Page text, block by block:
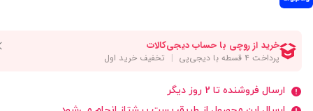
ارسال فروشنده تا 2 روز دیگر